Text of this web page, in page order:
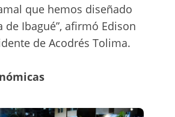
que hemos diseñado
de Ibagué”, afirmó Edison
de Acodrés Tolima.